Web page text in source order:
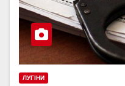
ЛУГІНИ